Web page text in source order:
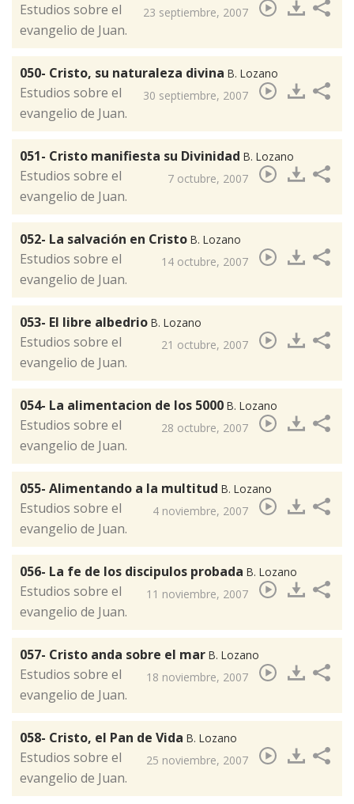
23 septiembre, 2007
Estudios sobre el
evangelio de Juan.
050- Cristo, su naturaleza divina B. Lozano
30 septiembre, 2007
​Estudios sobre el
evangelio de Juan.
051- Cristo manifiesta su Divinidad B. Lozano
7 octubre, 2007
​Estudios sobre el
evangelio de Juan.
052- La salvación en Cristo B. Lozano
14 octubre, 2007
​Estudios sobre el
evangelio de Juan.
053- El libre albedrio B. Lozano
21 octubre, 2007
Estudios sobre el
evangelio de Juan.
054- La alimentacion de los 5000 B. Lozano
28 octubre, 2007
​Estudios sobre el
evangelio de Juan.
055- Alimentando a la multitud B. Lozano
4 noviembre, 2007
​Estudios sobre el
evangelio de Juan.
056- La fe de los discipulos probada B. Lozano
11 noviembre, 2007
​Estudios sobre el
evangelio de Juan.
057- Cristo anda sobre el mar B. Lozano
18 noviembre, 2007
​Estudios sobre el
evangelio de Juan.
058- Cristo, el Pan de Vida B. Lozano
25 noviembre, 2007
​Estudios sobre el
evangelio de Juan.